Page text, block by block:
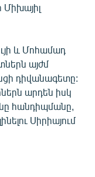
և Մոհամադ
այժմ
դիվանագետը:
արդեն իսկ
հանդիպմանը,
Սիրիայում